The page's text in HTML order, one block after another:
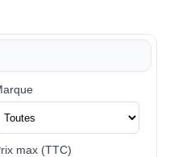
max (TTC)